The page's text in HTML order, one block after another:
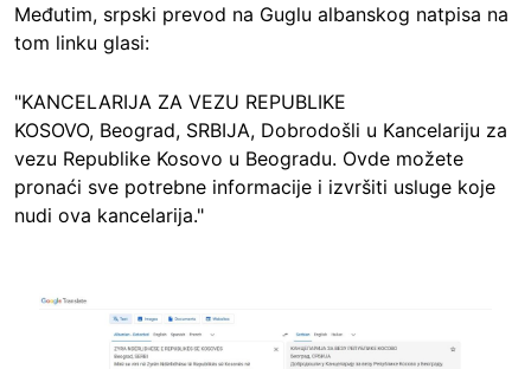
Međutim, srpski prevod na Guglu albanskog natpisa na
tom linku glasi:
"KANCELARIJA ZA VEZU REPUBLIKE
KOSOVO, Beograd, SRBIJA, Dobrodošli u Kancelariju za
vezu Republike Kosovo u Beogradu. Ovde možete
pronaći sve potrebne informacije i izvršiti usluge koje
nudi ova kancelarija."
Image